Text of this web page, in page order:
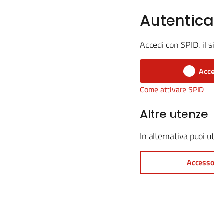
Accedi con SPID, il
Come attivare SPID
Altre utenze
In alternativa puoi